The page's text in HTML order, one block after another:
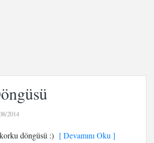
2014
döngüsü :) [ Devamını Oku ]